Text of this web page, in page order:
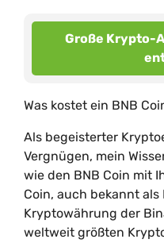
Große Krypto-
Was kostet ein BNB
Als begeisterter
Vergnügen, mein
wie den BNB Coin mit
Coin, auch bekannt
Kryptowährung der
weltweit größten